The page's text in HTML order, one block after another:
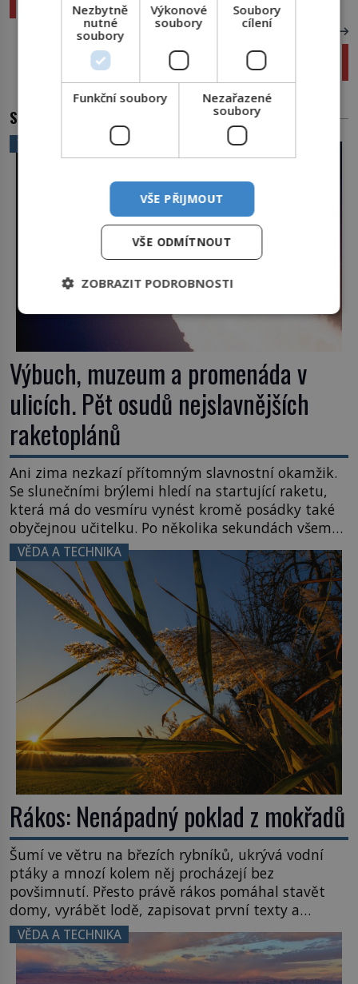
Počesku: 7 tipů, kam v okolí Liberce na kole
Mazaný český biskup převezl celý Řím i s
SOUVISEJÍCÍ ČLÁNKY
VĚDA A TECHNIKA
Výbuch, muzeum a promenáda v
ulicích. Pět osudů nejslavnějších
raketoplánů
Ani zima nezkazí přítomným slavnostní okamžik.
Se slunečními brýlemi hledí na startující raketu,
která má do vesmíru vynést kromě posádky také
obyčejnou učitelku. Po několika sekundách všem
ztuhnou úsměvy, stroj totiž exploduje. Jejich
konstrukce není z levného kraje, daňové
poplatníky stojí miliardy dolarů. Na druhou stranu
zvládnou jen představitelné věci. Na malé kousky
Název: Columbia První […]
VĚDA A TECHNIKA
Rákos: Nenápadný poklad z mokřadů
Šumí ve větru na březích rybníků, ukrývá vodní
ptáky a mnozí kolem něj procházejí bez
povšimnutí. Přesto právě rákos pomáhal stavět
domy, vyrábět lodě, zapisovat první texty a
inspiroval řadu pověstí. Tato skromná, ale
užitečná rostlina provází člověka už tisíce let.
Většina lidí vnímá rákos jen jako obyčejnou kulisu
VĚDA A TECHNIKA
Nezbytně
nutné
soubory
Výkonové
soubory
Soubory
cílení
Funkční soubory
Nezařazené
soubory
VŠE PŘIJMOUT
VŠE ODMÍTNOUT
ZOBRAZIT PODROBNOSTI